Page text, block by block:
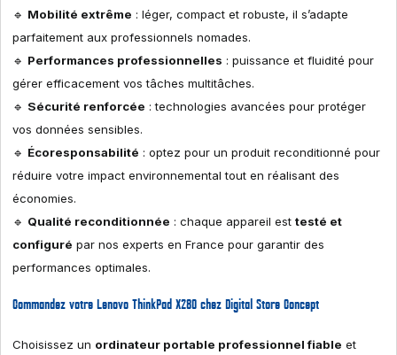
🔹 Mobilité extrême : léger, compact et robuste, il s’adapte
parfaitement aux professionnels nomades.
🔹 Performances professionnelles : puissance et fluidité pour
gérer efficacement vos tâches multitâches.
🔹 Sécurité renforcée : technologies avancées pour protéger
vos données sensibles.
🔹 Écoresponsabilité : optez pour un produit reconditionné pour
réduire votre impact environnemental tout en réalisant des
économies.
🔹 Qualité reconditionnée : chaque appareil esttesté et
configuré par nos experts en France pour garantir des
performances optimales.
Commandez votre Lenovo ThinkPad X280 chez Digital Store Concept
Choisissez un ordinateur portable professionnel fiable et